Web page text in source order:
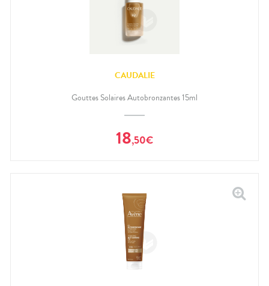
CAUDALIE
Gouttes Solaires Autobronzantes 15ml
18,50€